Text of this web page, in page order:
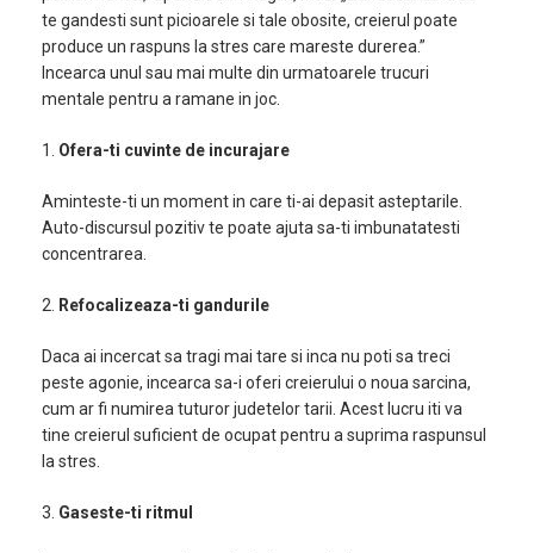
te gandesti sunt picioarele si tale obosite, creierul poate
produce un raspuns la stres care mareste durerea.”
Incearca unul sau mai multe din urmatoarele trucuri
mentale pentru a ramane in joc.
1. Ofera-ti cuvinte de incurajare
Aminteste-ti un moment in care ti-ai depasit asteptarile.
Auto-discursul pozitiv te poate ajuta sa-ti imbunatatesti
concentrarea.
2. Refocalizeaza-ti gandurile
Daca ai incercat sa tragi mai tare si inca nu poti sa treci
peste agonie, incearca sa-i oferi creierului o noua sarcina,
cum ar fi numirea tuturor judetelor tarii. Acest lucru iti va
tine creierul suficient de ocupat pentru a suprima raspunsul
la stres.
3. Gaseste-ti ritmul